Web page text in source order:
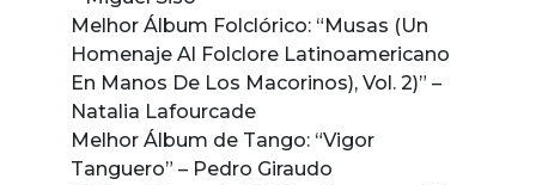
Melhor Álbum Folclórico: “Musas (Un
Homenaje Al Folclore Latinoamericano
En Manos De Los Macorinos), Vol. 2)” –
Natalia Lafourcade
Melhor Álbum de Tango: “Vigor
Tanguero” – Pedro Giraudo